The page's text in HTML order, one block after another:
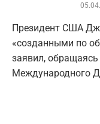
Президент США
«созданными по
заявил,
Международного